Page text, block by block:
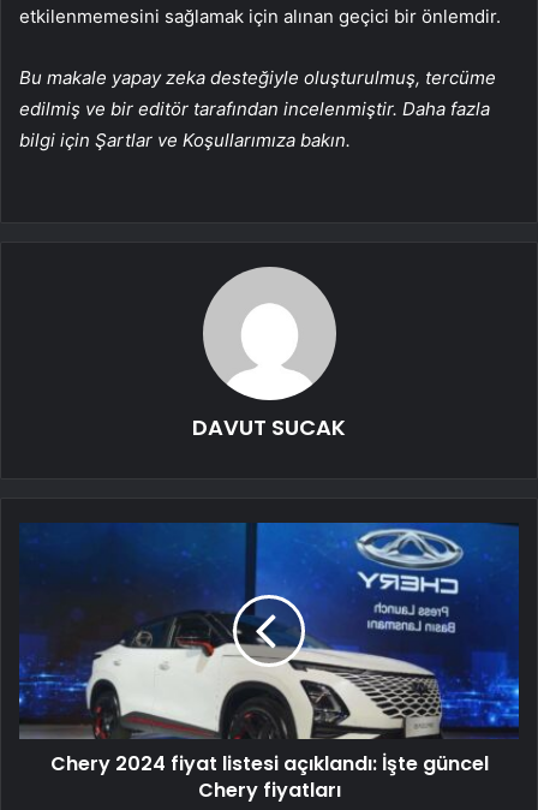
etkilenmemesini sağlamak için alınan geçici bir önlemdir.
Bu makale yapay zeka desteğiyle oluşturulmuş, tercüme
edilmiş ve bir editör tarafından incelenmiştir. Daha fazla
bilgi için Şartlar ve Koşullarımıza bakın.
DAVUT SUCAK
Chery 2024 fiyat listesi açıklandı: İşte güncel
Chery fiyatları